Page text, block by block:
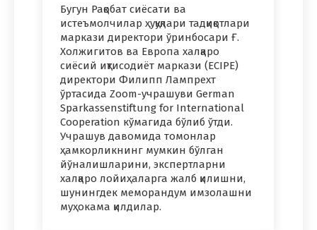
Бугун Рақобат сиёсати ва
истеъмолчилар ҳуқуқлари тадқиқотлари
маркази директори ўринбосари Ғ.
Холжигитов ва Европа халқаро
сиёсий иқтисодиёт маркази (ECIPE)
директори Филипп Лампрехт
ўртасида Zoom-учрашуви German
Sparkassenstiftung for International
Cooperation кўмагида бўлиб ўтди.
Учрашув давомида томонлар
ҳамкорликнинг мумкин бўлган
йўналишларини, экспертларни
халқаро лойиҳаларга жалб қилишни,
шунингдек меморандум имзолашни
муҳокама қилдилар.